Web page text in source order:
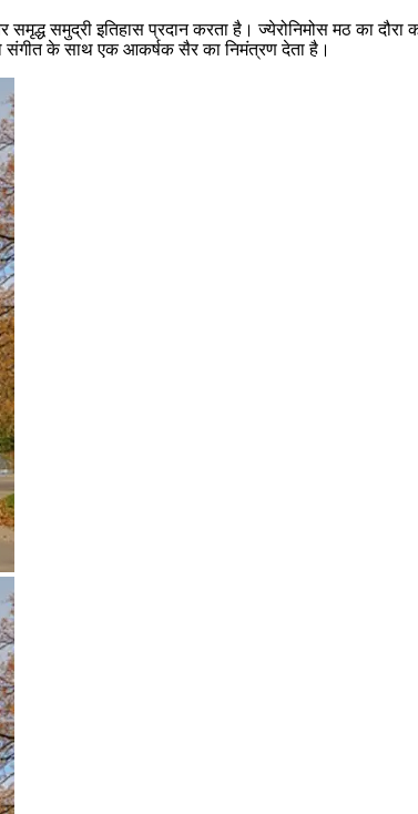
समुद्री इतिहास प्रदान करता है। ज्येरोनिमोस मठ का
संगीत के साथ एक आकर्षक सैर का निमंत्रण देता है।